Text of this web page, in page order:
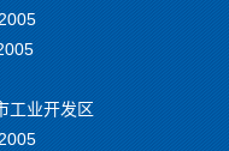
工业开发区